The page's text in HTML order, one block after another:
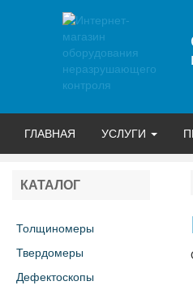
ГЛАВНАЯ УСЛУГИ
КАТАЛОГ
Толщиномеры
Твердомеры
Дефектоскопы